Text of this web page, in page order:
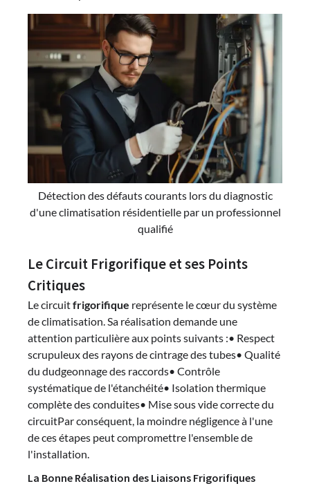
Détection des défauts courants lors du diagnostic
d'une climatisation résidentielle par un professionnel
qualifié
Le Circuit Frigorifique et ses Points
Critiques
Le circuitfrigorifique représente le cœur du système
de climatisation. Sa réalisation demande une
attention particulière aux points suivants :• Respect
scrupuleux des rayons de cintrage des tubes• Qualité
du dudgeonnage des raccords• Contrôle
systématique de l'étanchéité• Isolation thermique
complète des conduites• Mise sous vide correcte du
circuitPar conséquent, la moindre négligence à l'une
de ces étapes peut compromettre l'ensemble de
l'installation.
La Bonne Réalisation des Liaisons Frigorifiques